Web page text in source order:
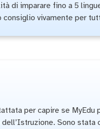
di imparare fino a 5
vivamente per
per capire se
Sono